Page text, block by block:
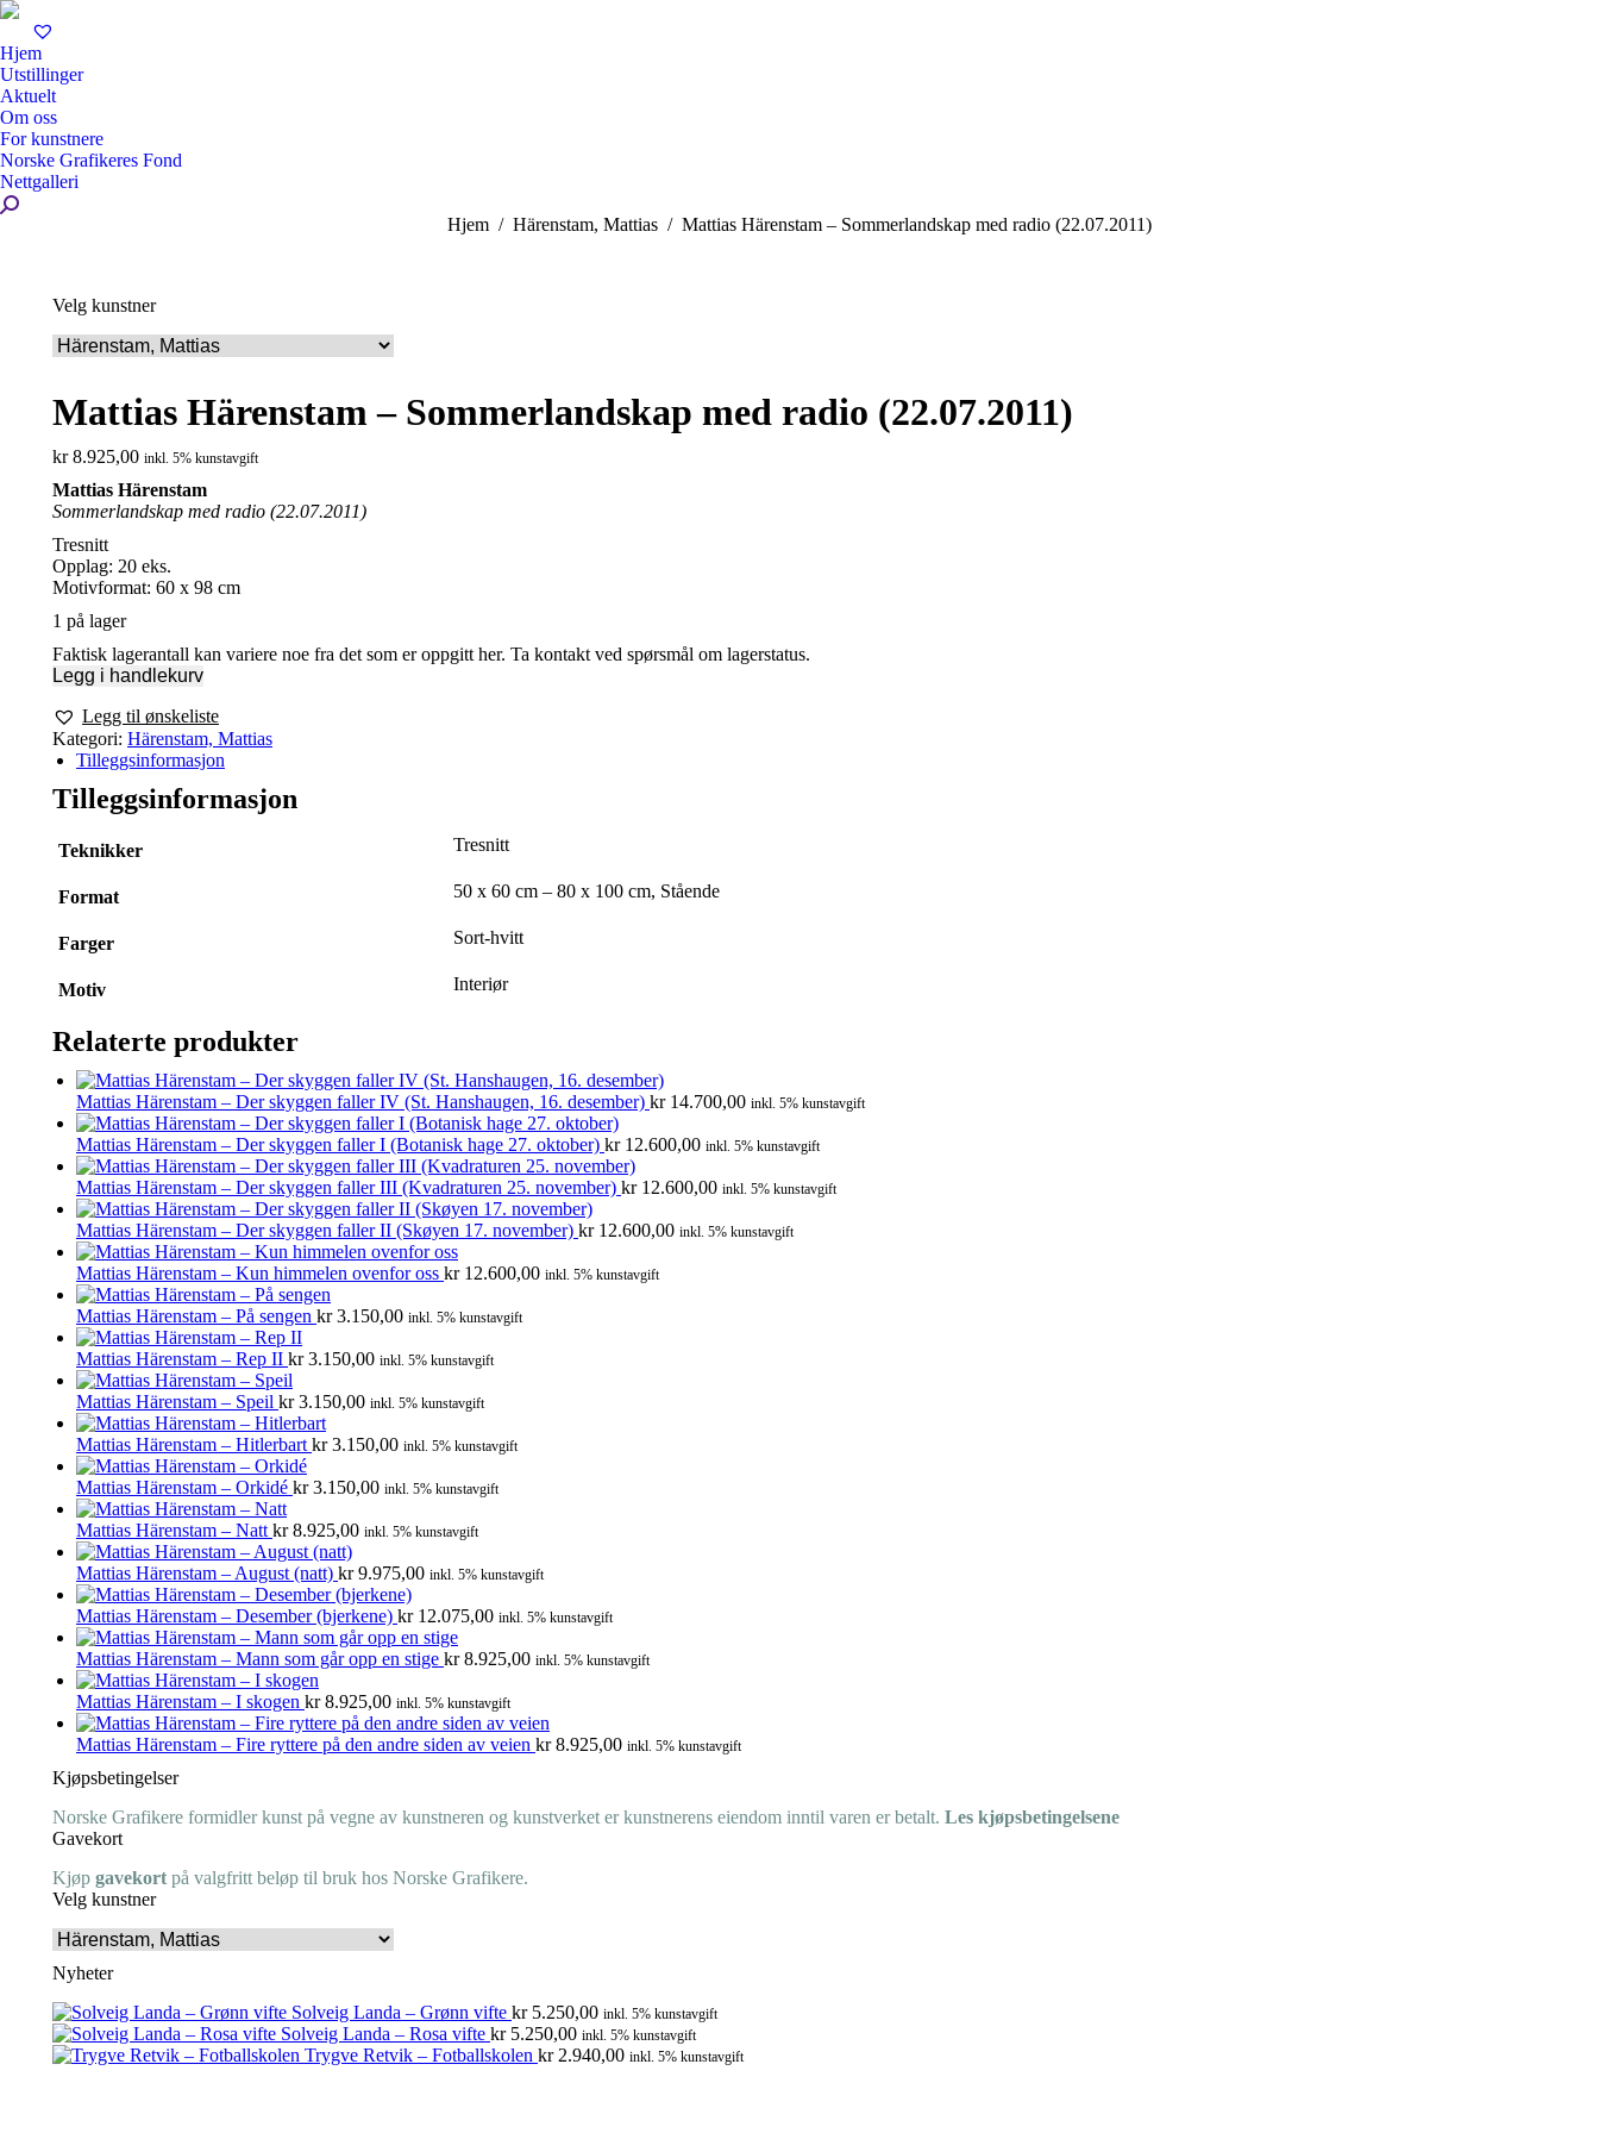
Hjem
Utstillinger
Aktuelt
Om oss
For kunstnere
Norske Grafikeres Fond
Nettgalleri
Search:
You are here:
Hjem Härenstam, Mattias Mattias Härenstam – Sommerlandskap med radio (22.07.2011)
Velg kunstner
Mattias Härenstam – Sommerlandskap med radio (22.07.2011)
kr8.925,00 inkl. 5% kunstavgift
Mattias Härenstam
Sommerlandskap med radio (22.07.2011)
Tresnitt
Opplag: 20 eks.
Motivformat: 60 x 98 cm
1 på lager
Faktisk lagerantall kan variere noe fra det som er oppgitt her. Ta kontakt ved spørsmål om lagerstatus.
Legg i handlekurv
Legg til ønskeliste
Kategori: Härenstam, Mattias
Tilleggsinformasjon
Tilleggsinformasjon
Teknikker Tresnitt
Format 50 x 60 cm – 80 x 100 cm, Stående
Farger Sort-hvitt
Motiv Interiør
Relaterte produkter
Mattias Härenstam – Der skyggen faller IV (St. Hanshaugen, 16. desember) kr14.700,00 inkl. 5% kunstavgift
Mattias Härenstam – Der skyggen faller I (Botanisk hage 27. oktober) kr12.600,00 inkl. 5% kunstavgift
Mattias Härenstam – Der skyggen faller III (Kvadraturen 25. november) kr12.600,00 inkl. 5% kunstavgift
Mattias Härenstam – Der skyggen faller II (Skøyen 17. november) kr12.600,00 inkl. 5% kunstavgift
Mattias Härenstam – Kun himmelen ovenfor oss kr12.600,00 inkl. 5% kunstavgift
Mattias Härenstam – På sengen kr3.150,00 inkl. 5% kunstavgift
Mattias Härenstam – Rep II kr3.150,00 inkl. 5% kunstavgift
Mattias Härenstam – Speil kr3.150,00 inkl. 5% kunstavgift
Mattias Härenstam – Hitlerbart kr3.150,00 inkl. 5% kunstavgift
Mattias Härenstam – Orkidé kr3.150,00 inkl. 5% kunstavgift
Mattias Härenstam – Natt kr8.925,00 inkl. 5% kunstavgift
Mattias Härenstam – August (natt) kr9.975,00 inkl. 5% kunstavgift
Mattias Härenstam – Desember (bjerkene) kr12.075,00 inkl. 5% kunstavgift
Mattias Härenstam – Mann som går opp en stige kr8.925,00 inkl. 5% kunstavgift
Mattias Härenstam – I skogen kr8.925,00 inkl. 5% kunstavgift
Mattias Härenstam – Fire ryttere på den andre siden av veien kr8.925,00 inkl. 5% kunstavgift
Kjøpsbetingelser
Norske Grafikere formidler kunst på vegne av kunstneren og kunstverket er kunstnerens eiendom inntil varen er betalt. Les kjøpsbetingelsene
Gavekort
Kjøp gavekort på valgfritt beløp til bruk hos Norske Grafikere.
Velg kunstner
Nyheter
Solveig Landa – Grønn vifte kr5.250,00 inkl. 5% kunstavgift
Solveig Landa – Rosa vifte kr5.250,00 inkl. 5% kunstavgift
Trygve Retvik – Fotballskolen kr2.940,00 inkl. 5% kunstavgift